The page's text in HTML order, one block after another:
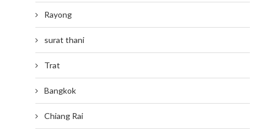
Rayong
surat thani
Trat
Bangkok
Chiang Rai